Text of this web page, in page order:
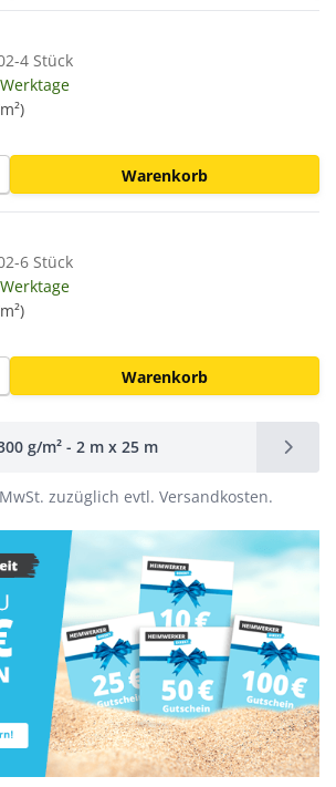
4 Stück
Warenkorb
6 Stück
)
Warenkorb
g/m² - 2 m x 25 m
zuzüglich evtl. Versandkosten.